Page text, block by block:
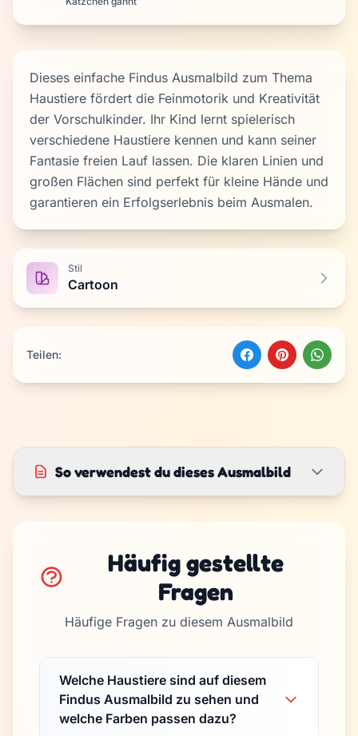
Dieses einfache Findus Ausmalbild zum Thema
Haustiere fördert die Feinmotorik und Kreativität
der Vorschulkinder. Ihr Kind lernt spielerisch
verschiedene Haustiere kennen und kann seiner
Fantasie freien Lauf lassen. Die klaren Linien und
großen Flächen sind perfekt für kleine Hände und
garantieren ein Erfolgserlebnis beim Ausmalen.
Stil
Cartoon
Teilen:
So verwendest du dieses Ausmalbild
Häufig gestellte
Fragen
Häufige Fragen zu diesem Ausmalbild
Welche Haustiere sind auf diesem
Findus Ausmalbild zu sehen und
welche Farben passen dazu?